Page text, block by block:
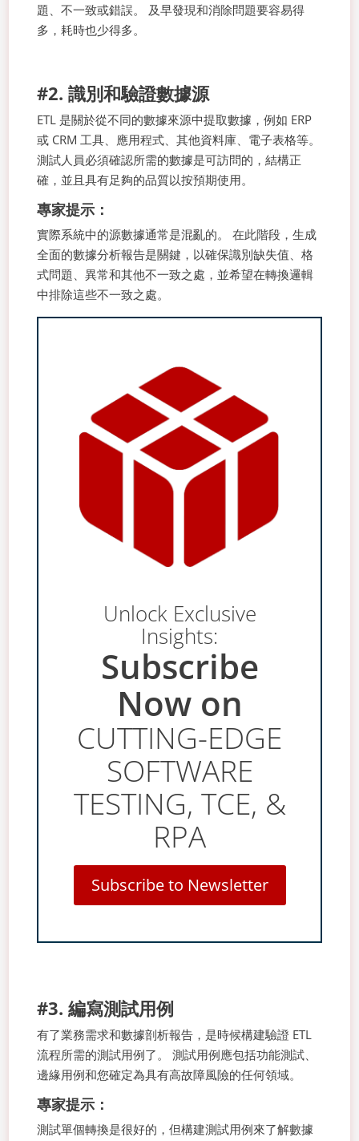
題、不一致或錯誤。 及早發現和消除問題要容易得
多，耗時也少得多。
#2. 識別和驗證數據源
ETL 是關於從不同的數據來源中提取數據，例如 ERP
或 CRM 工具、應用程式、其他資料庫、電子表格等。
測試人員必須確認所需的數據是可訪問的，結構正
確，並且具有足夠的品質以按預期使用。
專家提示：
實際系統中的源數據通常是混亂的。 在此階段，生成
全面的數據分析報告是關鍵，以確保識別缺失值、格
式問題、異常和其他不一致之處，並希望在轉換邏輯
中排除這些不一致之處。
Unlock Exclusive
Insights:
Subscribe
Now on
CUTTING-EDGE
SOFTWARE
TESTING, TCE, &
RPA
Subscribe to Newsletter
#3. 編寫測試用例
有了業務需求和數據剖析報告，是時候構建驗證 ETL
流程所需的測試用例了。 測試用例應包括功能測試、
邊緣用例和您確定為具有高故障風險的任何領域。
專家提示：
測試單個轉換是很好的，但構建測試用例來了解數據